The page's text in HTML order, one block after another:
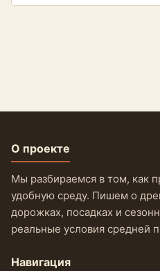
О проекте
Мы разбираемся в том, как
удобную среду. Пишем о
дорожках, посадках и
реальные условия средней
Навигация